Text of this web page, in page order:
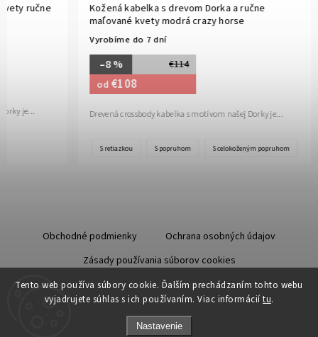
Tento web používa súbory cookie. Ďalším prechádzaním tohto webu
vyjadrujete súhlas s ich používaním. Viac informácií tu.
Nastavenie
ručne
je...
Kožená kabelka s drevom Dorka a ručne
maľované kvety modrá crazy horse
Vyrobíme do 7 dní
€114
–8 %
od€108
Drevená crossbody kabelka s motívom našej Dorky je...
S retiazkou S popruhom S celokoženým popruhom
Obchodné podmienky
Ochrana osobných údajov
Zásady používania súborov cookies
Starostlivosť o kožu